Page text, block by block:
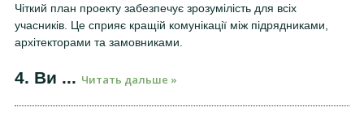
Чіткий план проекту забезпечує зрозумілість для всіх
учасників. Це сприяє кращій комунікації між підрядниками,
архітекторами та замовниками.
4. Ви ... Читать дальше »